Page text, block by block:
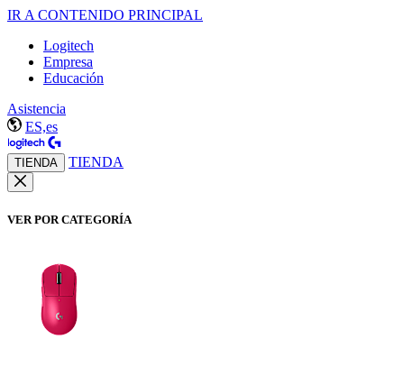
IR A CONTENIDO PRINCIPAL
Logitech
Empresa
Educación
Asistencia
ES,es
TIENDA TIENDA
VER POR CATEGORÍA